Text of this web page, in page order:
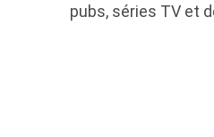
pubs, séries TV et